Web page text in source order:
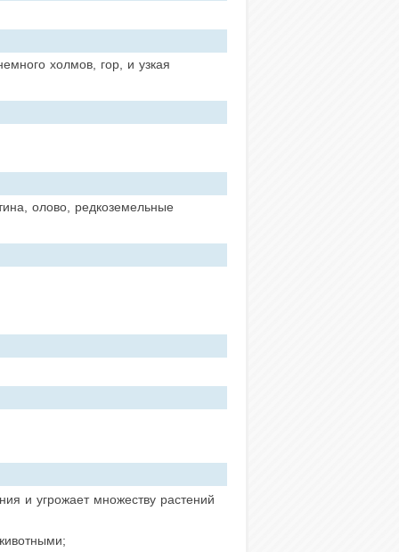
холмов, гор, и узкая
олово, редкоземельные
и угрожает множеству растений